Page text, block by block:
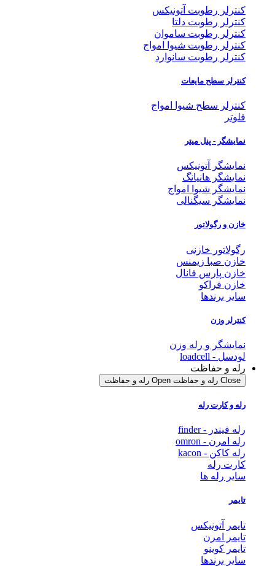
کنترلر رطوبت آتونیکس
کنترلر رطوبت دلتا
کنترلر رطوبت ساموان
کنترلر رطوبت شیوا امواج
کنترلر رطوبت سانوارد
کنترلر سطح مایعات
کنترلر سطح شیوا امواج
فلوتر
نمایشگر - پنل میتر
نمایشگر آتونیکس
نمایشگر هانیانگ
نمایشگر شیوا امواج
نمایشگر سیگنالی
خازن و رگولاتور
رگولاتور خازنی
خازن صبا زیمنس
خازن پارس فانال
خازن فراکو
سایر برندها
کنترلر وزن
نمایشگر و رله وزن
لودسل - loadcell
رله و حفاظت
Close رله و حفاظت Open رله و حفاظت
رله و کارت رله
رله فیندر - finder
رله امرن - omron
رله کاکن - kacon
کارت رله
سایر رله ها
تایمر
تایمر آتونیکس
تایمر امرن
تایمر کوینو
سایر برندها